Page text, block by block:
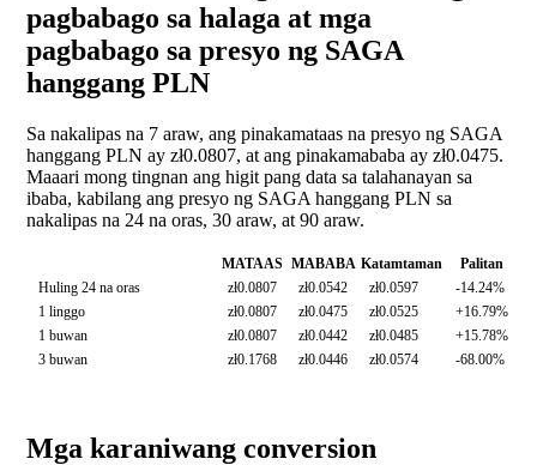
pagbabago sa halaga at mga
pagbabago sa presyo ng SAGA
hanggang PLN
Sa nakalipas na 7 araw, ang pinakamataas na presyo ng SAGA
hanggang PLN ay zł0.0807, at ang pinakamababa ay zł0.0475.
Maaari mong tingnan ang higit pang data sa talahanayan sa
ibaba, kabilang ang presyo ng SAGA hanggang PLN sa
nakalipas na 24 na oras, 30 araw, at 90 araw.
MATAAS MABABA Katamtaman
Palitan
Huling 24 na oras
zł0.0807 zł0.0542 zł0.0597
-14.24%
1 linggo
zł0.0807 zł0.0475 zł0.0525
+16.79%
1 buwan
zł0.0807 zł0.0442 zł0.0485
+15.78%
3 buwan
zł0.1768 zł0.0446 zł0.0574 -68.00%
Mga karaniwang conversion